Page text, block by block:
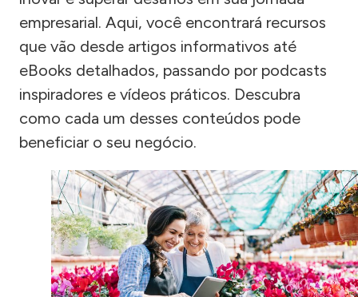
empresarial. Aqui, você encontrará recursos
que vão desde artigos informativos até
eBooks detalhados, passando por podcasts
inspiradores e vídeos práticos. Descubra
como cada um desses conteúdos pode
beneficiar o seu negócio.